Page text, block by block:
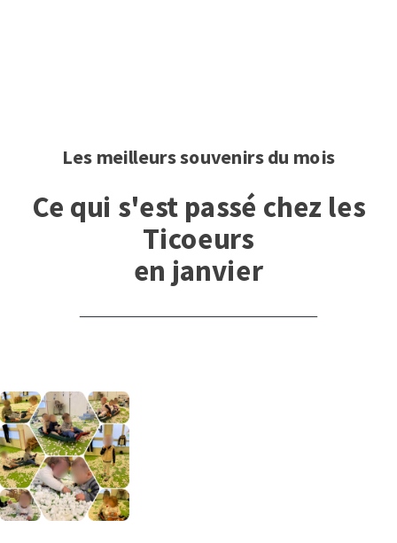
Les meilleurs souvenirs du mois
Ce qui s'est passé chez les
Ticoeurs
en janvier